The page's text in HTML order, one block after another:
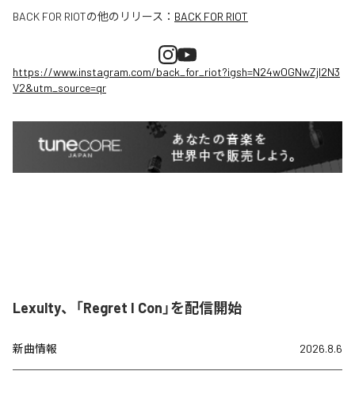
BACK FOR RIOTの他のリリース： BACK FOR RIOT
https://www.instagram.com/back_for_riot?igsh=N24wOGNwZjI2N3
V2&utm_source=qr
Lexulty、「Regret I Con」を配信開始
新曲情報 2026.8.6